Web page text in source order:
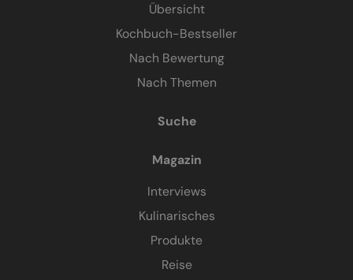
Übersicht
Kochbuch-Bestseller
Nach Bewertung
Nach Themen
Suche
Magazin
Interviews
Kulinarisches
Produkte
Reise